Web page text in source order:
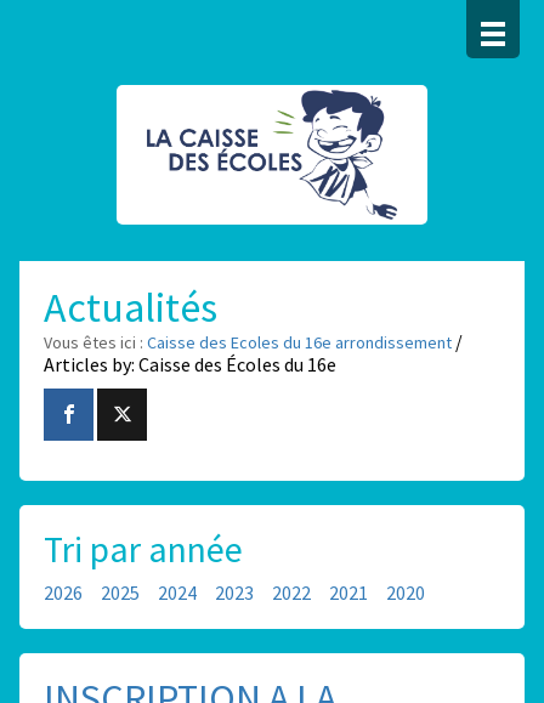
Actualités
Vous êtes ici : Caisse des Ecoles du 16e arrondissement /
Articles by: Caisse des Écoles du 16e
Tri par année
2026 2025 2024 2023 2022 2021 2020